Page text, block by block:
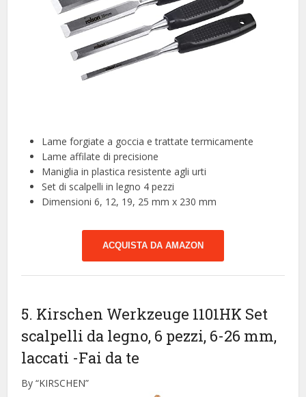
Lame forgiate a goccia e trattate termicamente
Lame affilate di precisione
Maniglia in plastica resistente agli urti
Set di scalpelli in legno 4 pezzi
Dimensioni 6, 12, 19, 25 mm x 230 mm
ACQUISTA DA AMAZON
5. Kirschen Werkzeuge 1101HK Set
scalpelli da legno, 6 pezzi, 6-26 mm,
laccati -Fai da te
By “KIRSCHEN”